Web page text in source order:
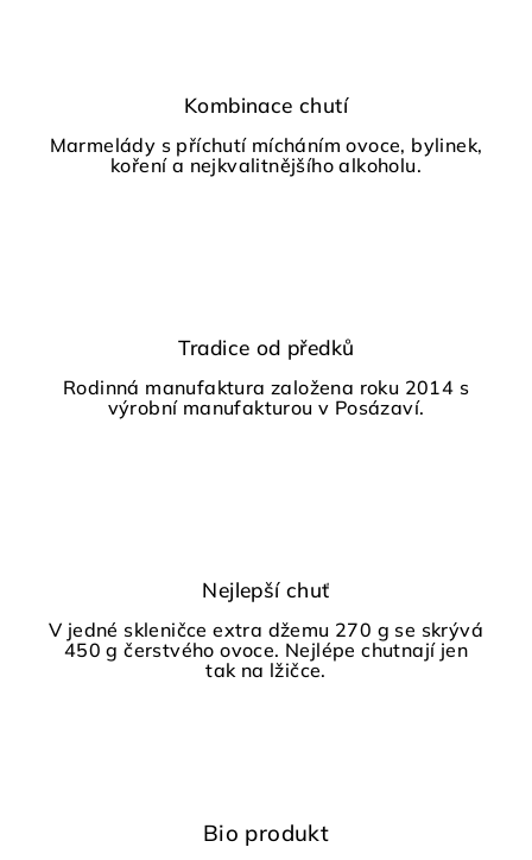
c
n
t
Kombinace chutí
Marmelády s příchutí mícháním ovoce, bylinek,
koření a nejkvalitnějšího alkoholu.
Tradice od předků
Rodinná manufaktura založena roku 2014 s
výrobní manufakturou v Posázaví.
Nejlepší chuť
V jedné skleničce extra džemu 270 g se skrývá
450 g čerstvého ovoce. Nejlépe chutnají jen
tak na lžičce.
Bio produkt